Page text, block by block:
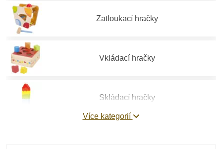
Zatloukací hračky
Vkládací hračky
Skládací hračky
Více kategorií